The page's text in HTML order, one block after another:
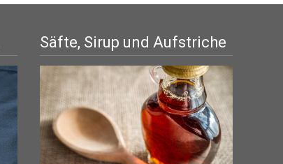
Säfte, Sirup und Aufstriche